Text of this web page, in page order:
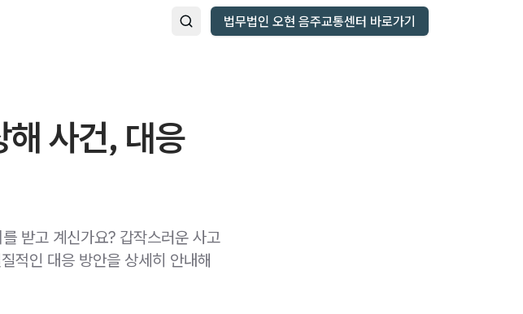
법무법인 오현 음주교통센터 바로가기
사건, 대응
받고 계신가요? 갑작스러운 사고
적인 대응 방안을 상세히 안내해